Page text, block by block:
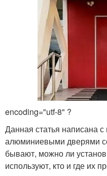
encoding="utf-8" ?
Данная статья написана
алюминиевыми дверями
бывают, можно ли
используют, кто и где их